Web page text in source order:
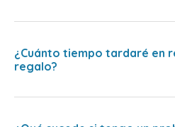
¿Cuánto tiempo tardaré en
regalo?